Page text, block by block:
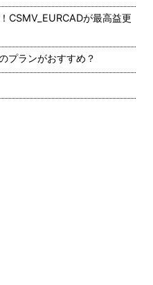
CSMV_EURCADが最高益更
プランがおすすめ？